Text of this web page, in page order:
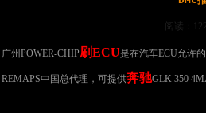
阅读：
广州POWER-CHIP刷ECU是在汽车ECU允许
REMAPS中国总代理，可提供奔驰GLK 350